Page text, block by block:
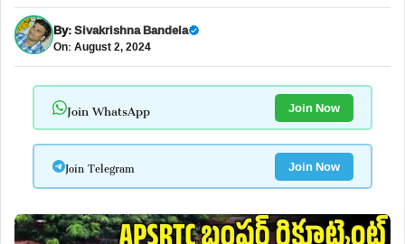
By:Sivakrishna Bandela
On: August 2, 2024
Join WhatsApp Join Now
Join Telegram Join Now